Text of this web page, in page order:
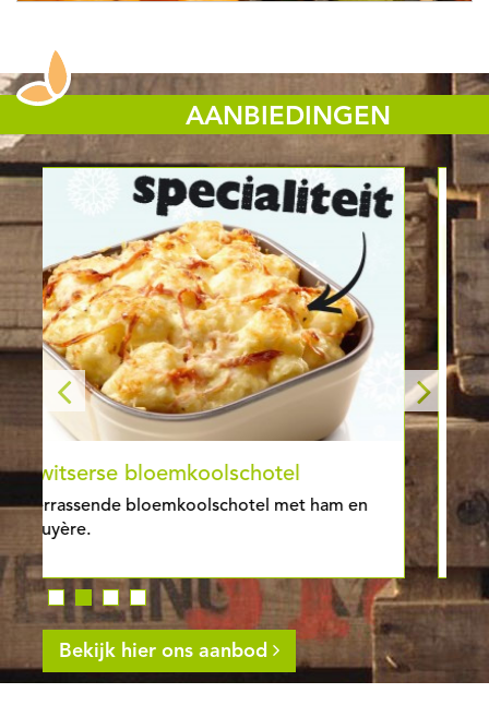
AANBIEDINGEN
en
Frambozen smoothie
Een friszoete smoothie!
Bekijk hier ons aanbod